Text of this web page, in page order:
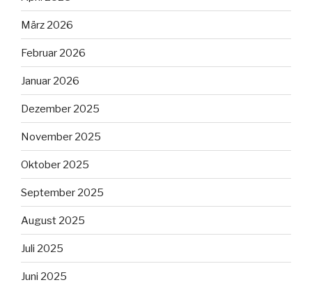
März 2026
Februar 2026
Januar 2026
Dezember 2025
November 2025
Oktober 2025
September 2025
August 2025
Juli 2025
Juni 2025